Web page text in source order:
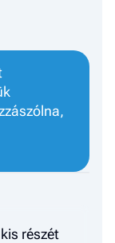
részét